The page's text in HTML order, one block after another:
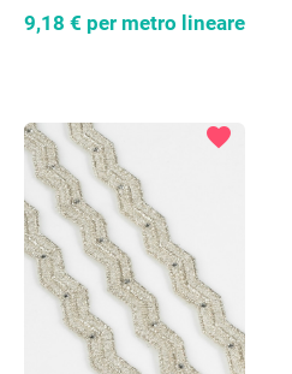
9,18 € per metro lineare
favorite